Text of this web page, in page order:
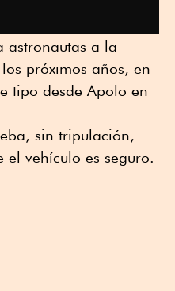
astronautas a la
próximos años, en
tipo desde Apolo en
sin tripulación,
el vehículo es seguro.